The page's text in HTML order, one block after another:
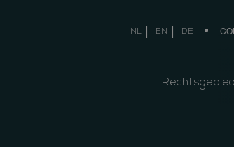
NL EN DE